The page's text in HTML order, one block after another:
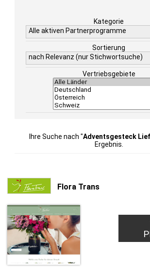
Kategorie
Alle aktiven Partnerprogramme
Sortierung
nach Relevanz (nur Stichwortsuche)
Vertriebsgebiete
Ihre Suche nach "Adventsgesteck
Ergebnis.
Flora Trans